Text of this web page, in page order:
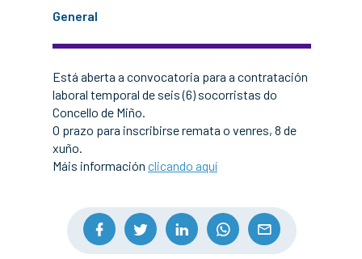
General
Está aberta a convocatoria para a contratación
laboral temporal de seis (6) socorristas do
Concello de Miño.
O prazo para inscribirse remata o venres, 8 de
xuño.
Máis información clicando aquí